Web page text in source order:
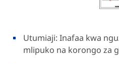
Utumiaji: Inafaa kwa
mlipuko na korongo za